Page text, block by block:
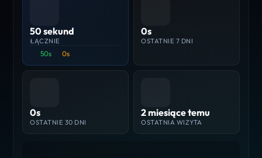
50 sekund
ŁĄCZNIE
50s 0s
0s
OSTATNIE 7 DNI
0s
OSTATNIE 30 DNI
2 miesiące temu
OSTATNIA WIZYTA